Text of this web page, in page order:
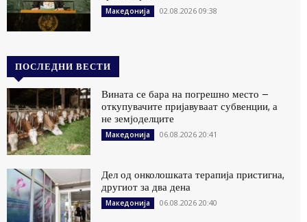
Македонија 02.08.2026 09:38
ПОСЛЕДНИ ВЕСТИ
Вината се бара на погрешно место –
откупувачите пријавуваат субвенции, а
не земјоделците
Македонија 06.08.2026 20:41
Дел од онколошката терапија пристигна,
другиот за два дена
Македонија 06.08.2026 20:40